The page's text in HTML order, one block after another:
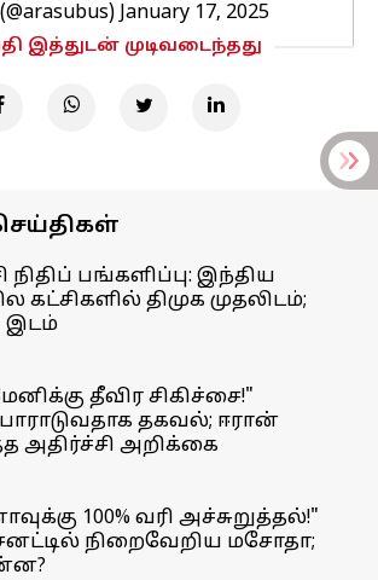
January 17, 2025
இத்துடன் முடிவடைந்தது
நிதிப் பங்களிப்பு: இந்திய
கட்சிகளில் திமுக முதலிடம்;
இடம்
தீவிர சிகிச்சை!"
தகவல்; ஈரான்
அதிர்ச்சி அறிக்கை
100% வரி அச்சுறுத்தல்!"
நிறைவேறிய மசோதா;